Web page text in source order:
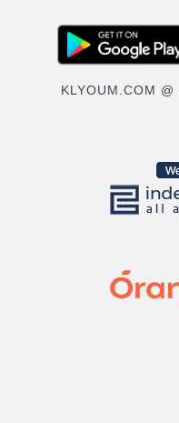
KLYOUM.COM